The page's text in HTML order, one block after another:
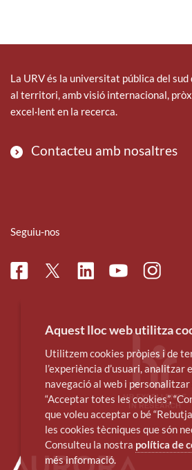
La URV és la universitat pública del
al territori, amb visió internacional,
excel·lent en la recerca.
Contacteu amb nosaltres
Seguiu-nos
FacebookTwitterLinkedinYoutube
Aquest lloc web utilitza
Utilitzem cookies pròpies i de
l’experiència d’usuari,
navegació al web i
“Acceptar totes les cookies”,
que voleu acceptar o bé
les cookies tècniques que són
Consulteu la nostra política de
més informació.